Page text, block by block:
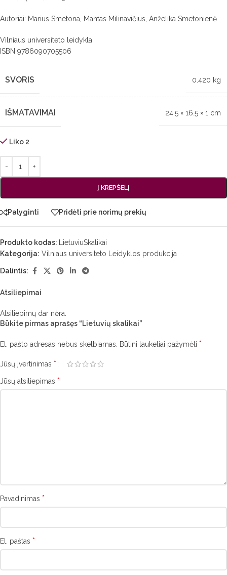
Autoriai: Marius Smetona, Mantas Milinavičius, Anželika Smetonienė
Vilniaus universiteto leidykla
ISBN 9786090705506
SVORIS 0.420 kg
IŠMATAVIMAI 24.5 × 16.5 × 1 cm
Liko 2
Į KREPŠELĮ
Palyginti Pridėti prie norimų prekių
Produkto kodas:
LietuviuSkalikai
Kategorija: Vilniaus universiteto Leidyklos produkcija
Dalintis:
Atsiliepimai
Atsiliepimų dar nėra.
Būkite pirmas aprašęs “Lietuvių skalikai”
El. pašto adresas nebus skelbiamas. Būtini laukeliai pažymėti *
Jūsų įvertinimas *
Jūsų atsiliepimas *
Pavadinimas *
El. paštas *